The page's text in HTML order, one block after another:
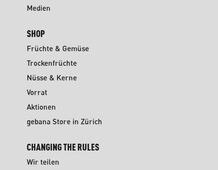
Medien
SHOP
Früchte & Gemüse
Trockenfrüchte
Nüsse & Kerne
Vorrat
Aktionen
gebana Store in Zürich
CHANGING THE RULES
Wir teilen